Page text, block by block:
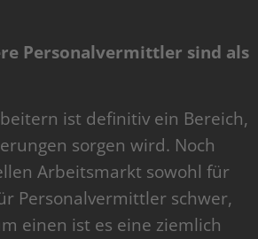
Personalvermittler sind als
ist definitiv ein Bereich,
sorgen wird. Noch
Arbeitsmarkt sowohl für
Personalvermittler schwer,
einen ist es eine ziemlich